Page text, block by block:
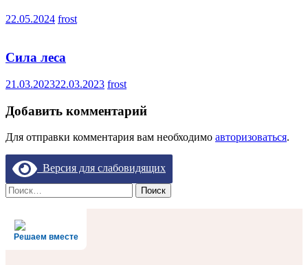
22.05.2024 frost
Сила леса
21.03.202322.03.2023 frost
Добавить комментарий
Для отправки комментария вам необходимо авторизоваться.
Версия для слабовидящих
Найти:
Решаем вместе